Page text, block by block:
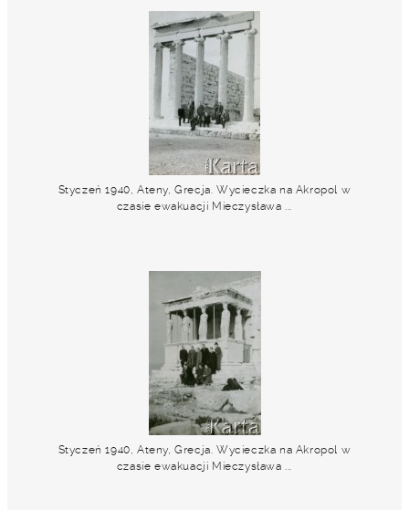
Styczeń 1940, Ateny, Grecja. Wycieczka na Akropol w
czasie ewakuacji Mieczysława ...
Styczeń 1940, Ateny, Grecja. Wycieczka na Akropol w
czasie ewakuacji Mieczysława ...